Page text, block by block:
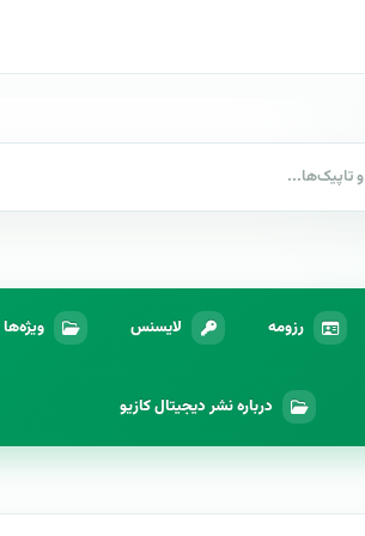
رزومه لایسنس ویژه‌ها
درباره نشر دیجیتال کازیو